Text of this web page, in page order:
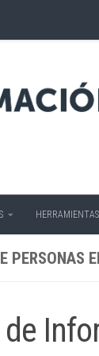
PERSONAS